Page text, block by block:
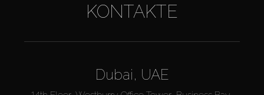
KONTAKTE
Dubai, UAE